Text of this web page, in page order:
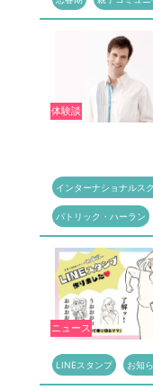
体験談
インターナショナルス
パトリック・ハーラン
ニュース
LINEスタンプ お知